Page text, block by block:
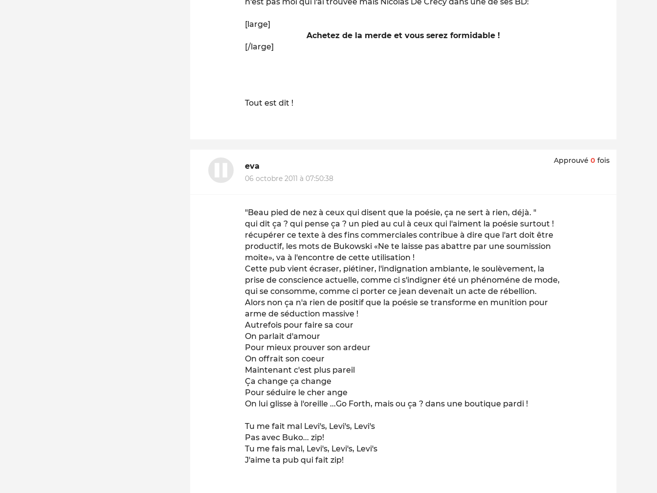
[large]
Achetez de la merde et vous serez formidable !
[/large]
Tout est dit !
eva
06 octobre 2011 à 07:50:38
Approuvé 0 fois
"Beau pied de nez à ceux qui disent que la poésie, ça ne sert à rien, déjà. "
qui dit ça ? qui pense ça ? un pied au cul à ceux qui l'aiment la poésie surtout !
récupérer ce texte à des fins commerciales contribue à dire que l'art doit être
productif, les mots de Bukowski «Ne te laisse pas abattre par une soumission
moite», va à l'encontre de cette utilisation !
Cette pub vient écraser, piétiner, l'indignation ambiante, le soulèvement, la
prise de conscience actuelle, comme ci s'indigner été un phénoméne de mode,
qui se consomme, comme ci porter ce jean devenait un acte de rébellion.
Alors non ça n'a rien de positif que la poésie se transforme en munition pour
arme de séduction massive !
Autrefois pour faire sa cour
On parlait d'amour
Pour mieux prouver son ardeur
On offrait son coeur
Maintenant c'est plus pareil
Ça change ça change
Pour séduire le cher ange
On lui glisse à l'oreille ...Go Forth, mais ou ça ? dans une boutique pardi !
Tu me fait mal Levi's, Levi's, Levi's
Pas avec Buko... zip!
Tu me fais mal, Levi's, Levi's, Levi's
J'aime ta pub qui fait zip!